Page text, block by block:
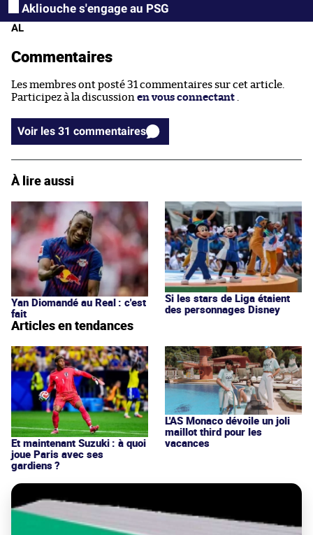
Akliouche s'engage au PSG
AL
Commentaires
Les membres ont posté 31 commentaires sur cet article.
Participez à la discussion en vous connectant
Voir les 31 commentaires
À lire aussi
Yan Diomandé au Real : c'est
fait
Si les stars de Liga étaient
des personnages Disney
Articles en tendances
Et maintenant Suzuki : à quoi
joue Paris avec ses
gardiens ?
L'AS Monaco dévoile un joli
maillot third pour les
vacances